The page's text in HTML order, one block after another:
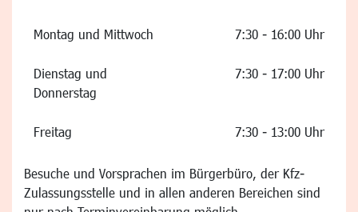
Montag und Mittwoch 7:30 - 16:00 Uhr
Dienstag und
Donnerstag
7:30 - 17:00 Uhr
Freitag 7:30 - 13:00 Uhr
Besuche und Vorsprachen im Bürgerbüro, der Kfz-
Zulassungsstelle und in allen anderen Bereichen sind